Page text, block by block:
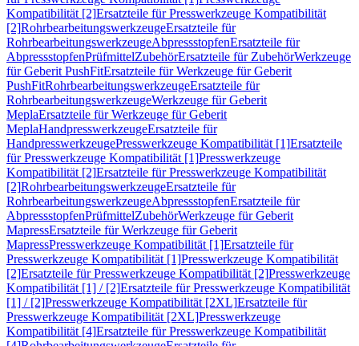
Kompatibilität [2]Ersatzteile für Presswerkzeuge Kompatibilität
[2]RohrbearbeitungswerkzeugeErsatzteile für
RohrbearbeitungswerkzeugeAbpressstopfenErsatzteile für
AbpressstopfenPrüfmittelZubehörErsatzteile für ZubehörWerkzeuge
für Geberit PushFitErsatzteile für Werkzeuge für Geberit
PushFitRohrbearbeitungswerkzeugeErsatzteile für
RohrbearbeitungswerkzeugeWerkzeuge für Geberit
MeplaErsatzteile für Werkzeuge für Geberit
MeplaHandpresswerkzeugeErsatzteile für
HandpresswerkzeugePresswerkzeuge Kompatibilität [1]Ersatzteile
für Presswerkzeuge Kompatibilität [1]Presswerkzeuge
Kompatibilität [2]Ersatzteile für Presswerkzeuge Kompatibilität
[2]RohrbearbeitungswerkzeugeErsatzteile für
RohrbearbeitungswerkzeugeAbpressstopfenErsatzteile für
AbpressstopfenPrüfmittelZubehörWerkzeuge für Geberit
MapressErsatzteile für Werkzeuge für Geberit
MapressPresswerkzeuge Kompatibilität [1]Ersatzteile für
Presswerkzeuge Kompatibilität [1]Presswerkzeuge Kompatibilität
[2]Ersatzteile für Presswerkzeuge Kompatibilität [2]Presswerkzeuge
Kompatibilität [1] / [2]Ersatzteile für Presswerkzeuge Kompatibilität
[1] / [2]Presswerkzeuge Kompatibilität [2XL]Ersatzteile für
Presswerkzeuge Kompatibilität [2XL]Presswerkzeuge
Kompatibilität [4]Ersatzteile für Presswerkzeuge Kompatibilität